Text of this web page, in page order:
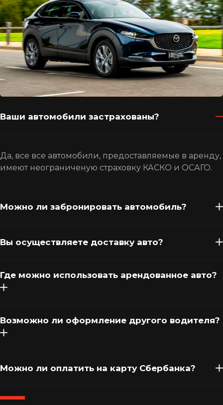
Ваши автомобили застрахованы?
Да, все все автомобили, предоставляемые в аренду,
имеют неограниченую страховку КАСКО и ОСАГО.
Можно ли забронировать автомобиль?
Вы осуществляете доставку авто?
Где можно использовать арендованное авто?
Возможно ли оформление другого водителя?
Можно ли оплатить на карту Сбербанка?